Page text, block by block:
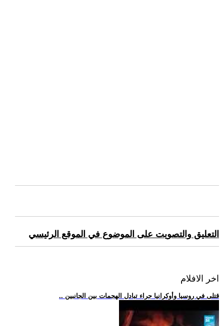
التعليق والتصويت على الموضوع في الموقع الرئيسي
اخر الافلام
.. قتلى في روسيا وأوكرانيا جراء تبادل الهجمات بين الجانبين